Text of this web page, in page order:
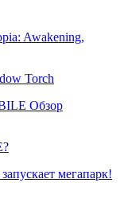
Awakening,
Torch
Обзор
мегапарк!